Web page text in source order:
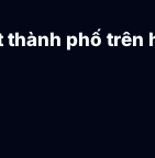
thành phố